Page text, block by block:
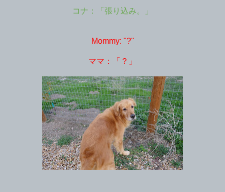
コナ：「張り込み。」
Mommy: "?"
ママ：「？」